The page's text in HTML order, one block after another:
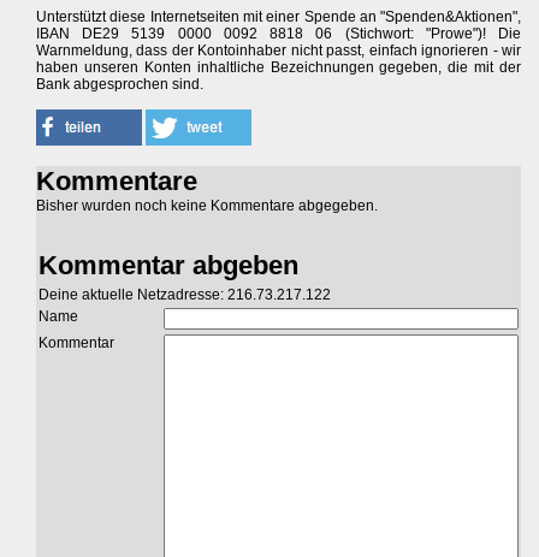
Unterstützt diese Internetseiten mit einer Spende an "Spenden&Aktionen",
IBAN DE29 5139 0000 0092 8818 06 (Stichwort: "Prowe")! Die
Warnmeldung, dass der Kontoinhaber nicht passt, einfach ignorieren - wir
haben unseren Konten inhaltliche Bezeichnungen gegeben, die mit der
Bank abgesprochen sind.
Kommentare
Bisher wurden noch keine Kommentare abgegeben.
Kommentar abgeben
Deine aktuelle Netzadresse: 216.73.217.122
Name
Kommentar